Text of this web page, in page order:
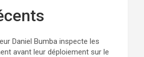
Daniel Bumba inspecte les
avant leur déploiement sur le